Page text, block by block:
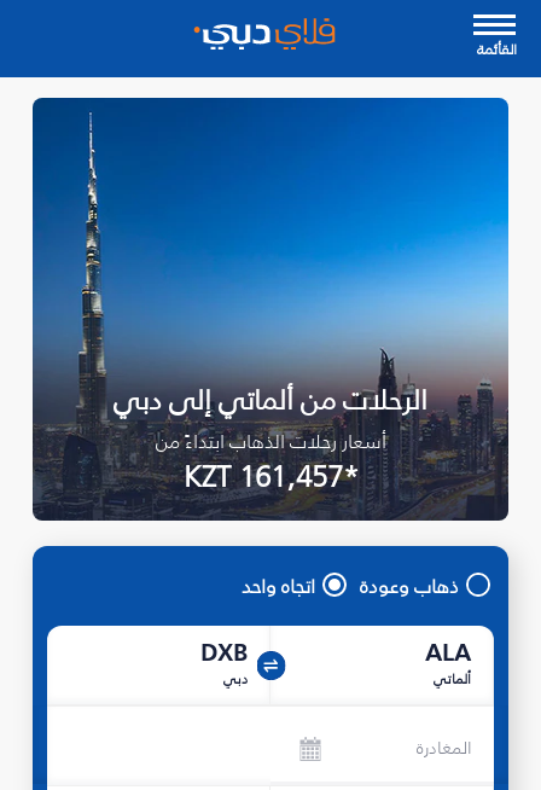
القأئمة
الرحلات من ألماتي إلى دبي
أسعار رحلات الذهاب ابتداءً من
*KZT 161,457
ذهاب وعودة اتجاه واحد
ALA
ألماتي
DXB
دبي
المغادرة